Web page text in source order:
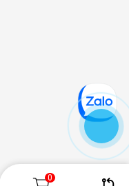
thao tác đều được
an toàn dữ liệu.
0